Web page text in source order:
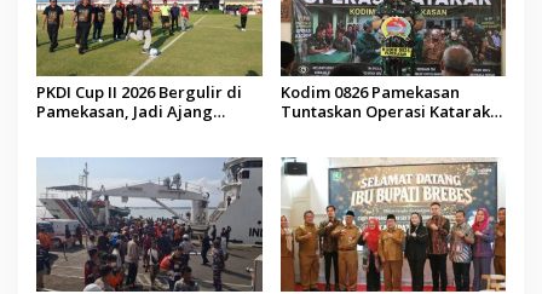
PKDI Cup II 2026 Bergulir di
Pamekasan, Jadi Ajang
Kodim 0826 Pamekasan
Tuntaskan Operasi Katarak